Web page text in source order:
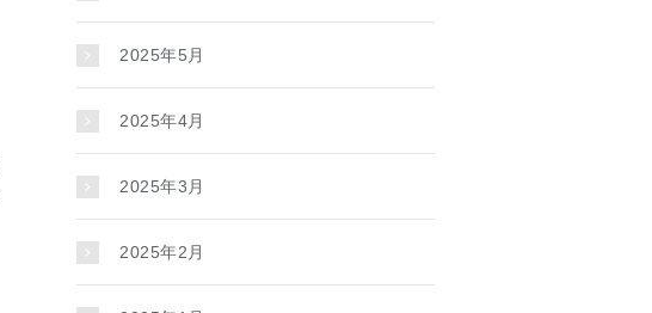
2025年5月
2025年4月
2025年3月
2025年2月